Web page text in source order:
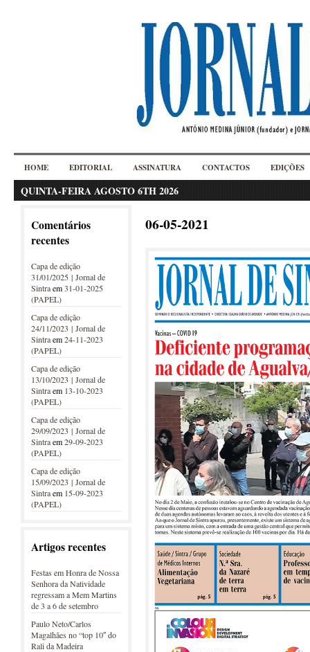
HOME EDITORIAL ASSINATURA CONTACTOS EDIÇÕES
QUINTA-FEIRA AGOSTO 6TH 2026
Comentários
recentes
Capa de edição
31/01/2025 | Jornal de
Sintraem31-01-2025
(PAPEL)
Capa de edição
24/11/2023 | Jornal de
Sintraem24-11-2023
(PAPEL)
Capa de edição
13/10/2023 | Jornal de
Sintraem 13-10-2023
(PAPEL)
Capa de edição
29/09/2023 | Jornal de
Sintraem29-09-2023
(PAPEL)
Capa de edição
15/09/2023 | Jornal de
Sintraem 15-09-2023
(PAPEL)
Artigos recentes
Festas em Honra de Nossa
Senhora da Natividade
regressam a Mem Martins
de 3 a 6 de setembro
Paulo Neto/Carlos
Magalhães no “top 10″ do
Rali da Madeira
06-05-2021